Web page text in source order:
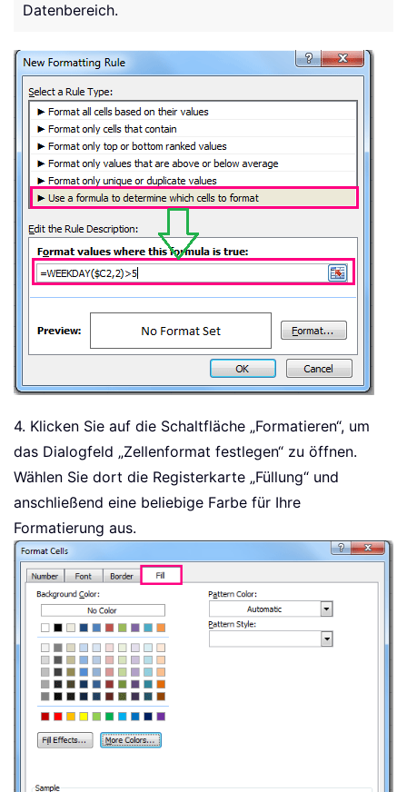
Datenbereich.
4. Klicken Sie auf die Schaltfläche „Formatieren“, um
das Dialogfeld „Zellenformat festlegen“ zu öffnen.
Wählen Sie dort die Registerkarte „Füllung“ und
anschließend eine beliebige Farbe für Ihre
Formatierung aus.